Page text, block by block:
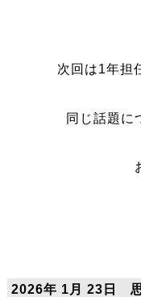
次回は1年担
同じ話題に
2026年 1月 23日 思